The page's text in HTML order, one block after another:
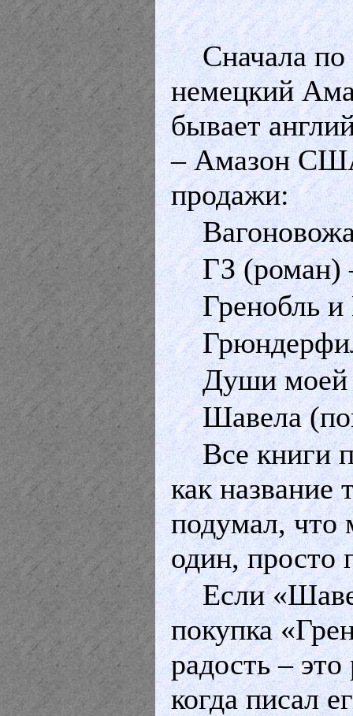
Сначала
немецкий
бывает
– Амазон
продажи:
ГЗ (роман)
Гренобль
Души моей
Шавела
Все книги
как название
подумал, что
один,
Если
покупка
радость –
когда писал